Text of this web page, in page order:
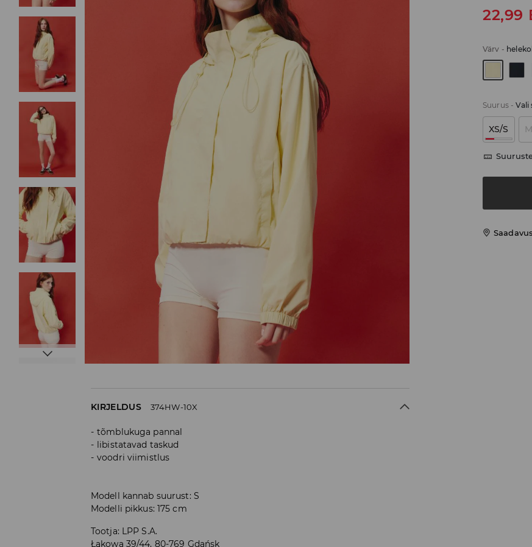
22,99
Värv -
Suurus-Vali
XS/S
KIRJELDUS 374HW-10X
tõmblukuga pannal
libistatavad taskud
voodri viimistlus
Modell kannab suurust: S
Modelli pikkus: 175 cm
Tootja: LPP S.A.
Łąkowa 39/44, 80-769 Gdańsk